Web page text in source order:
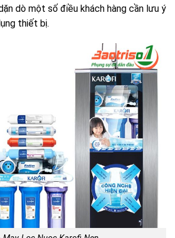
dò một số điều khách hàng cần lưu ý
thiết bị.